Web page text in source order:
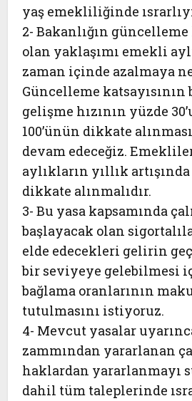
yaş emekliliğinde
2- Bakanlığın güncelleme
olan yaklaşımı emekli
zaman içinde azalmaya
Güncelleme
gelişme hızının yüzde
100’ünün dikkate
devam edeceğiz.
aylıkların yıllık
dikkate alınmalıdır.
3- Bu yasa kapsamında
başlayacak olan
elde edecekleri gelirin
bir seviyeye gelebilmesi
bağlama oranlarının
tutulmasını istiyoruz.
4- Mevcut yasalar
zammından yararlanan
haklardan yararlanmayı
dahil tüm taleplerinde